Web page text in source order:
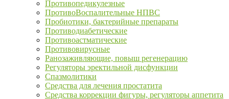
Противопедикулезные
ПротивоВоспалительные НПВС
Пробиотики, бактерийные препараты
Противодиабетические
Противоастматические
Противовирусные
Ранозаживляющие, повыш регенерацию
Регуляторы эректильной дисфункции
Спазмолитики
Средства для лечения простатита
Средства коррекции фигуры, регуляторы аппетита